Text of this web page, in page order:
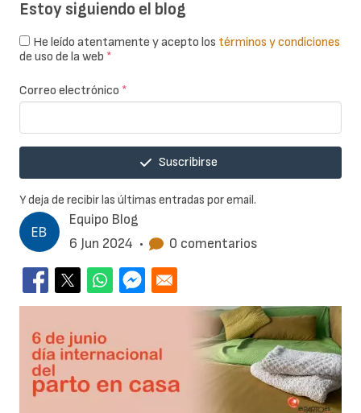
Equipo Blog
6 Jun 2024 • 0 comentarios
Estoy siguiendo el blog
He leído atentamente y acepto los términos y condiciones
de uso de la web *
Correo electrónico *
Suscribirse
Y deja de recibir las últimas entradas por email.